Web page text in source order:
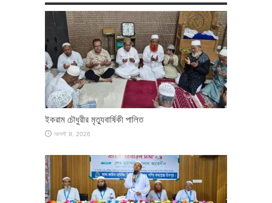
ইকরাম চৌধুরীর মৃত্যুবার্ষিকী পালিত
আগস্ট 8, 2026